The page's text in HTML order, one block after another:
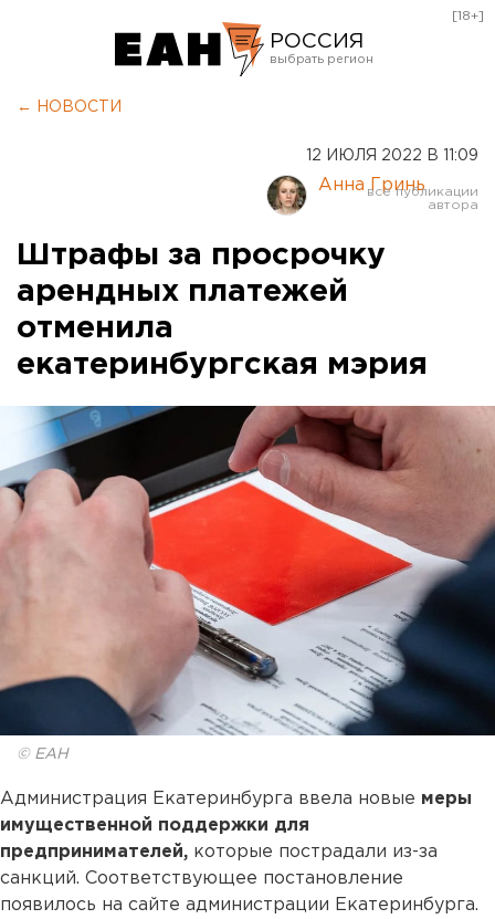
РОССИЯ
Курган
Оренбург
[18+]
← НОВОСТИ
12 ИЮЛЯ 2022 В 11:09
Анна Гринь
Штрафы за просрочку
арендных платежей
отменила
екатеринбургская мэрия
© ЕАН
Администрация Екатеринбурга ввела новые меры
имущественной поддержки для
предпринимателей, которые пострадали из-за
санкций. Соответствующее постановление
появилось на сайте администрации Екатеринбурга.